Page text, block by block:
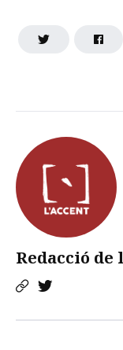
Redacció de